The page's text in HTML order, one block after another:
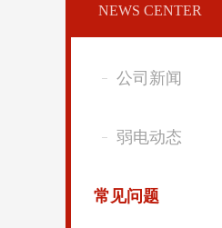
NEWS CENTER
公司新闻
弱电动态
常见问题